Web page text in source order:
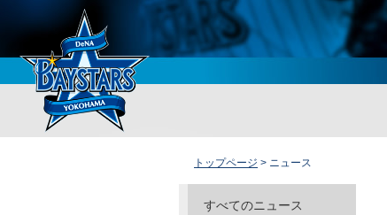
トップページ > ニュース
すべてのニュース